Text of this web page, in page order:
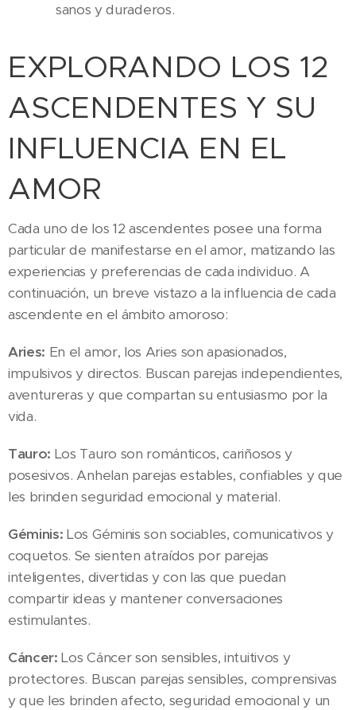
sanos y duraderos.
EXPLORANDO LOS 12
ASCENDENTES Y SU
INFLUENCIA EN EL
AMOR
Cada uno de los 12 ascendentes posee una forma
particular de manifestarse en el amor, matizando las
experiencias y preferencias de cada individuo. A
continuación, un breve vistazo a la influencia de cada
ascendente en el ámbito amoroso:
Aries: En el amor, los Aries son apasionados,
impulsivos y directos. Buscan parejas independientes,
aventureras y que compartan su entusiasmo por la
vida.
Tauro: Los Tauro son románticos, cariñosos y
posesivos. Anhelan parejas estables, confiables y que
les brinden seguridad emocional y material.
Géminis: Los Géminis son sociables, comunicativos y
coquetos. Se sienten atraídos por parejas
inteligentes, divertidas y con las que puedan
compartir ideas y mantener conversaciones
estimulantes.
Cáncer: Los Cáncer son sensibles, intuitivos y
protectores. Buscan parejas sensibles, comprensivas
y que les brinden afecto, seguridad emocional y un